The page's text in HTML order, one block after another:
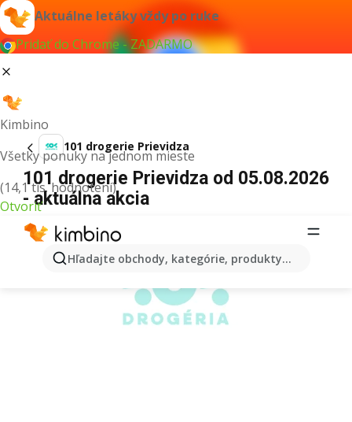
Aktuálne letáky vždy po ruke
Pridať do Chrome - ZADARMO
Kimbino
Všetky ponuky na jednom mieste
(14,1 tis. hodnotení)
Otvoriť
Hľadajte obchody, kategórie, produkty...
101 drogerie Prievidza
101 drogerie Prievidza od 05.08.2026
- aktuálna akcia